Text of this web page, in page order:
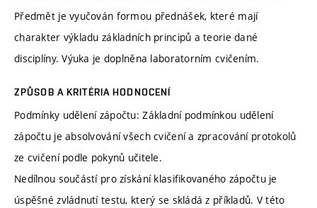
Předmět je vyučován formou přednášek, které mají
charakter výkladu základních principů a teorie dané
disciplíny. Výuka je doplněna laboratorním cvičením.
ZPŮSOB A KRITÉRIA HODNOCENÍ
Podmínky udělení zápočtu: Základní podmínkou udělení
zápočtu je absolvování všech cvičení a zpracování protokolů
ze cvičení podle pokynů učitele.
Nedílnou součástí pro získání klasifikovaného zápočtu je
úspěšné zvládnutí testu, který se skládá z příkladů. V této